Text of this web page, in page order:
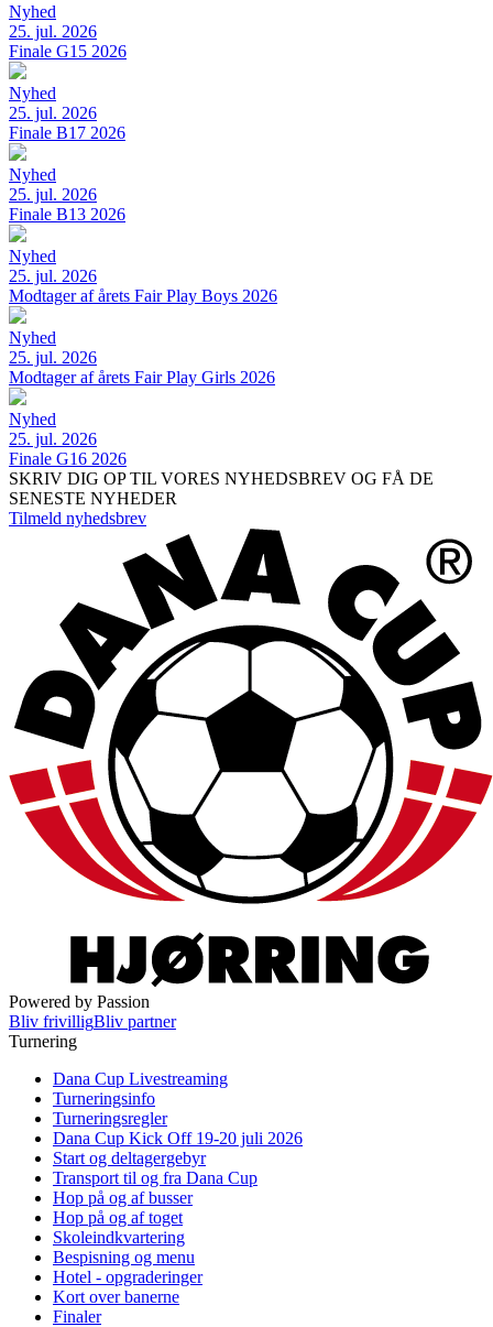
Nyhed
25. jul. 2026
Finale G15 2026
Nyhed
25. jul. 2026
Finale B17 2026
Nyhed
25. jul. 2026
Finale B13 2026
Nyhed
25. jul. 2026
Modtager af årets Fair Play Boys 2026
Nyhed
25. jul. 2026
Modtager af årets Fair Play Girls 2026
Nyhed
25. jul. 2026
Finale G16 2026
SKRIV DIG OP TIL VORES NYHEDSBREV OG FÅ DE
SENESTE NYHEDER
Tilmeld nyhedsbrev
Powered by Passion
Bliv frivilligBliv partner
Turnering
Dana Cup Livestreaming
Turneringsinfo
Turneringsregler
Dana Cup Kick Off 19-20 juli 2026
Start og deltagergebyr
Transport til og fra Dana Cup
Hop på og af busser
Hop på og af toget
Skoleindkvartering
Bespisning og menu
Hotel - opgraderinger
Kort over banerne
Finaler